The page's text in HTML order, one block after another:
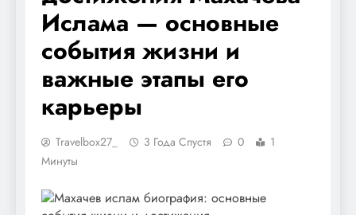
Ислама — основные
события жизни и
важные этапы его
карьеры
Travelbox27_ 3 Года Спустя 0
1
Минуты